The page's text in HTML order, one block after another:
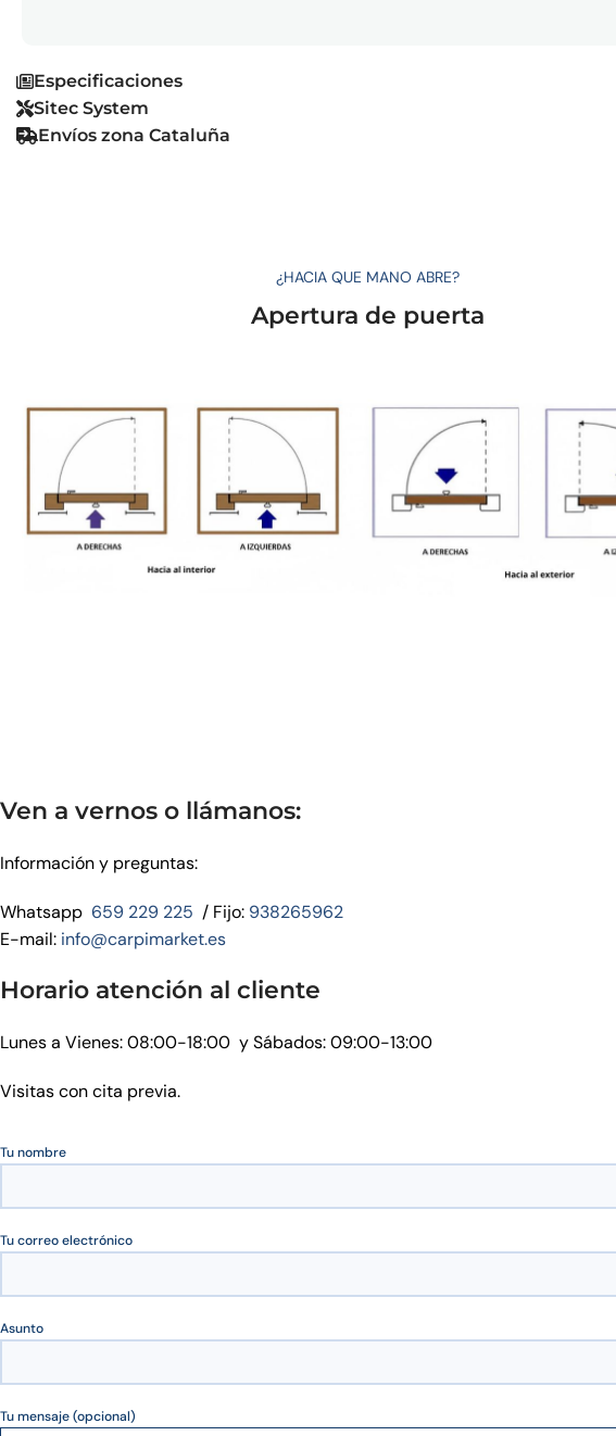
Especificaciones
Sitec System
Envíos zona Cataluña
¿HACIA QUE MANO ABRE?
Apertura de puerta
Ven a vernos o llámanos:
Información y preguntas:
Whatsapp 659 229 225 / Fijo: 938265962
E-mail: info@carpimarket.es
Horario atención al cliente
Lunes a Vienes: 08:00-18:00 y Sábados: 09:00-13:00
Visitas con cita previa.
Tu nombre
Tu correo electrónico
Asunto
Tu mensaje (opcional)